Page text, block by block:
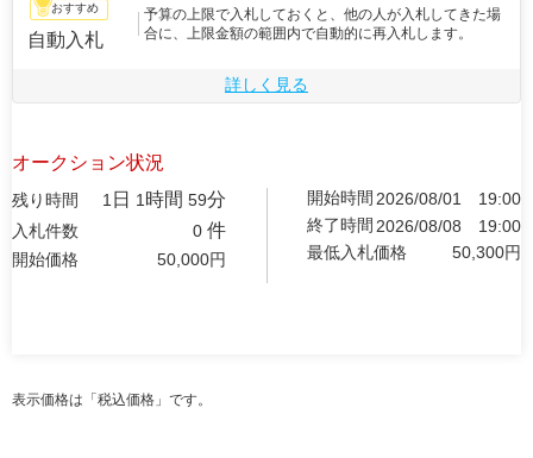
おすすめ
自動入札
予算の上限で入札しておくと、他の人が入札してきた場
合に、上限金額の範囲内で自動的に再入札します。
詳しく見る
オークション状況
残り時間 1 日 1 時間 59分
入札件数 0 件
開始価格 50,000円
開始時間 2026/08/01
19:00
終了時間 2026/08/08
19:00
最低入札価格
50,300円
表示価格は「税込価格」です。